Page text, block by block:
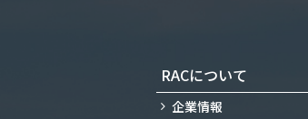
RACについて
企業情報